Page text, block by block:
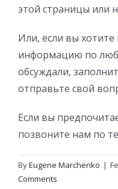
этой страницы или
Или, если вы
информацию по
обсуждали,
отправьте свой
Если вы
позвоните нам по
ByEugene Marchenko |
Comments